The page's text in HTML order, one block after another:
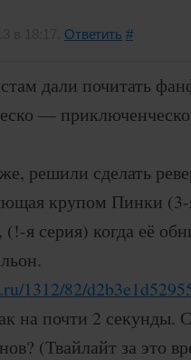
Ответить #
дали почитать
—
решили сделать
крупом Пинки
(!-я серия) когда её
1312/82/
на почти 2 секунды.
(Твайлайт за это